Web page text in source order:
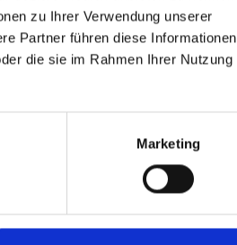
zu Ihrer Verwendung unserer
Partner führen diese Informationen
die sie im Rahmen Ihrer Nutzung
Marketing